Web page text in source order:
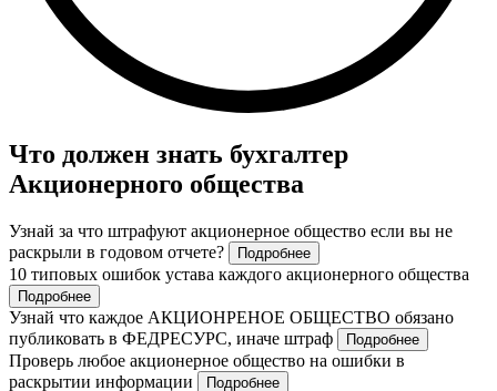
Что должен знать бухгалтер
Акционерного общества
Узнай за что штрафуют акционерное общество если вы не
раскрыли в годовом отчете?
Подробнее
10 типовых ошибок устава каждого акционерного общества
Подробнее
Узнай что каждое АКЦИОНРЕНОЕ ОБЩЕСТВО обязано
публиковать в ФЕДРЕСУРС, иначе штраф
Подробнее
Проверь любое акционерное общество на ошибки в
раскрытии информации
Подробнее